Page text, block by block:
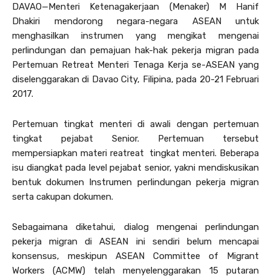
DAVAO—Menteri Ketenagakerjaan (Menaker) M Hanif
Dhakiri mendorong negara-negara ASEAN untuk
menghasilkan instrumen yang mengikat mengenai
perlindungan dan pemajuan hak-hak pekerja migran pada
Pertemuan Retreat Menteri Tenaga Kerja se-ASEAN yang
diselenggarakan di Davao City, Filipina, pada 20-21 Februari
2017.
Pertemuan tingkat menteri di awali dengan pertemuan
tingkat pejabat Senior. Pertemuan tersebut
mempersiapkan materi reatreat tingkat menteri. Beberapa
isu diangkat pada level pejabat senior, yakni mendiskusikan
bentuk dokumen Instrumen perlindungan pekerja migran
serta cakupan dokumen.
Sebagaimana diketahui, dialog mengenai perlindungan
pekerja migran di ASEAN ini sendiri belum mencapai
konsensus, meskipun ASEAN Committee of Migrant
Workers (ACMW) telah menyelenggarakan 15 putaran